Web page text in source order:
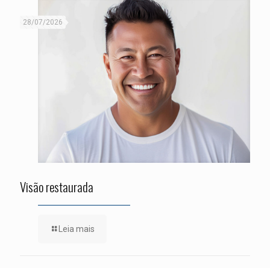
28/07/2026
Visão restaurada
Leia mais